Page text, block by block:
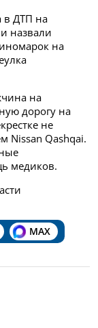
в ДТП на
назвали
иномарок на
на
дорогу на
не
Nissan Qashqai.
медиков.
MAX